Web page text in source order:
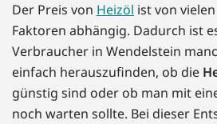
Der Preis von Heizöl ist von
Faktoren abhängig. Dadurch ist
Verbraucher in Wendelstein
einfach herauszufinden, ob die
günstig sind oder ob man mit
noch warten sollte. Bei dieser